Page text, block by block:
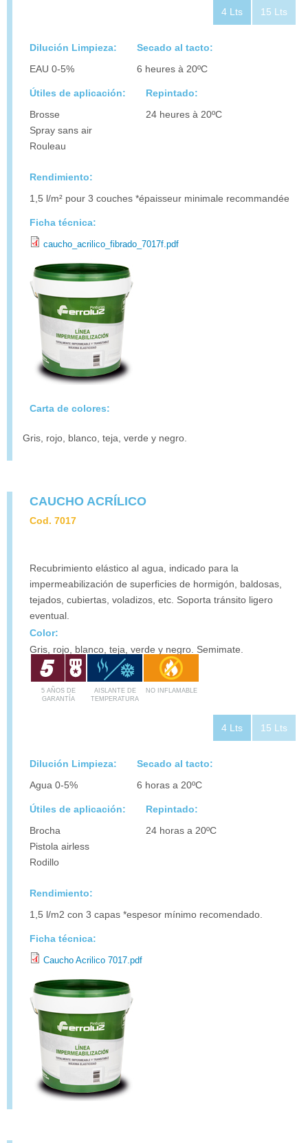
15 Lts
4 Lts
Dilución Limpieza:
EAU 0-5%
Secado al tacto:
6 heures à 20ºC
Útiles de aplicación:
Brosse
Spray sans air
Rouleau
Repintado:
24 heures à 20ºC
Rendimiento:
1,5 l/m² pour 3 couches *épaisseur minimale recommandée
Ficha técnica:
caucho_acrilico_fibrado_7017f.pdf
Carta de colores:
Gris, rojo, blanco, teja, verde y negro.
CAUCHO ACRÍLICO
Cod. 7017
Recubrimiento elástico al agua, indicado para la
impermeabilización de superficies de hormigón, baldosas,
tejados, cubiertas, voladizos, etc. Soporta tránsito ligero
eventual.
Color:
Gris, rojo, blanco, teja, verde y negro. Semimate.
5 AÑOS DE
GARANTÍA
AISLANTE DE
TEMPERATURA
NO INFLAMABLE
15 Lts
4 Lts
Dilución Limpieza:
Agua 0-5%
Secado al tacto:
6 horas a 20ºC
Útiles de aplicación:
Brocha
Pistola airless
Rodillo
Repintado:
24 horas a 20ºC
Rendimiento:
1,5 l/m2 con 3 capas *espesor mínimo recomendado.
Ficha técnica:
Caucho Acrilico 7017.pdf